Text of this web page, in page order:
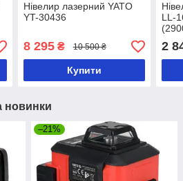
Нівелир лазерний YATO
YT-30436
8 295₴ 10 500 ₴
Купити
LL-
2
новинки
–21%